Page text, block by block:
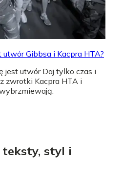
Gibbsa i Kacpra HTA?
jest utwór Daj tylko czas i
zwrotki Kacpra HTA i
styl i